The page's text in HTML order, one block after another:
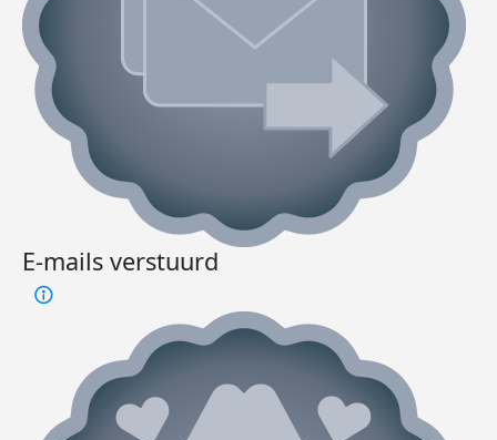
E-mails verstuurd